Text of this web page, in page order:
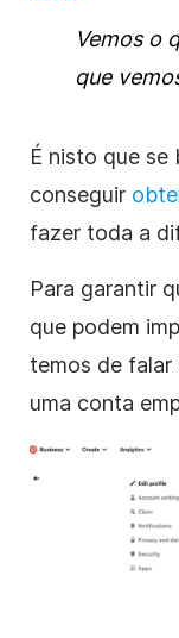
Vemos o
que
É nisto que se
conseguir
fazer toda a
Para garantir
que podem
temos de
uma conta